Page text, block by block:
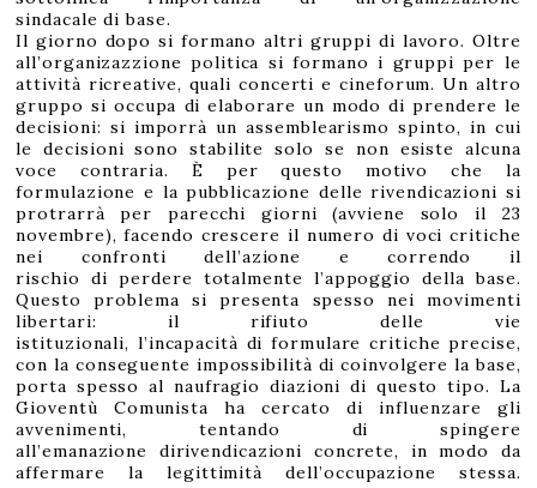
sindacale di base.
Il giorno dopo si formano altri gruppi di lavoro. Oltre
all’organizazzione politica si formano i gruppi per le
attività ricreative, quali concerti e cineforum. Un altro
gruppo si occupa di elaborare un modo di prendere le
decisioni: si imporrà un assemblearismo spinto, in cui
le decisioni sono stabilite solo se non esiste alcuna
voce contraria. È per questo motivo che la
formulazione e la pubblicazione delle rivendicazioni si
protrarrà per parecchi giorni (avviene solo il 23
novembre), facendo crescere il numero di voci critiche
nei confronti dell’azione e correndo il
rischio di perdere totalmente l’appoggio della base.
Questo problema si presenta spesso nei movimenti
libertari: il rifiuto delle vie
istituzionali, l’incapacità di formulare critiche precise,
con la conseguente impossibilità di coinvolgere la base,
porta spesso al naufragio diazioni di questo tipo. La
Gioventù Comunista ha cercato di influenzare gli
avvenimenti, tentando di spingere
all’emanazione dirivendicazioni concrete, in modo da
affermare la legittimità dell’occupazione stessa.